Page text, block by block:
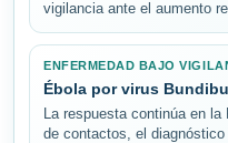
vigilancia ante el aumento
ENFERMEDAD BAJO
Ébola por virus
La respuesta continúa en
de contactos, el